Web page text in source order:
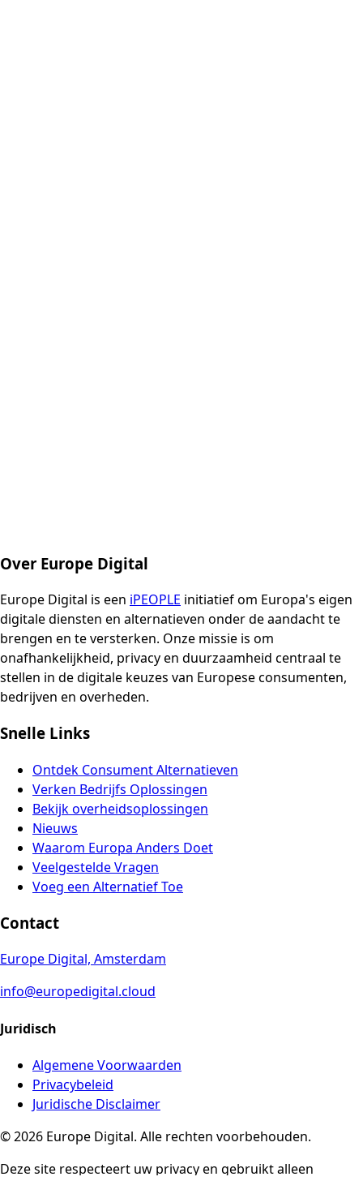
Over Europe Digital
Europe Digital is een iPEOPLE initiatief om Europa's eigen
digitale diensten en alternatieven onder de aandacht te
brengen en te versterken. Onze missie is om
onafhankelijkheid, privacy en duurzaamheid centraal te
stellen in de digitale keuzes van Europese consumenten,
bedrijven en overheden.
Snelle Links
Ontdek Consument Alternatieven
Verken Bedrijfs Oplossingen
Bekijk overheidsoplossingen
Nieuws
Waarom Europa Anders Doet
Veelgestelde Vragen
Voeg een Alternatief Toe
Contact
Europe Digital, Amsterdam
info@europedigital.cloud
Juridisch
Algemene Voorwaarden
Privacybeleid
Juridische Disclaimer
© 2026 Europe Digital. Alle rechten voorbehouden.
Deze site respecteert uw privacy en gebruikt alleen